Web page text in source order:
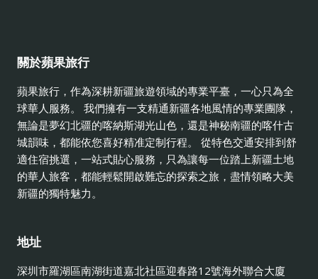
關於蘋果旅行
蘋果旅行，作為深耕新疆旅遊領域的專業平臺，一心只為全
球華人服務。 我們擁有一支精通新疆各地風情的專業團隊，
無論是夢幻北疆的喀納斯湖光山色，還是神秘南疆的喀什古
城韻味，都能依您喜好精准定制行程。 從特色交通安排到舒
適住宿挑選，一站式貼心服務，只為讓每一位踏上新疆土地
的華人旅客，都能輕鬆開啟難忘的探索之旅，盡情領略大美
新疆的獨特魅力。
地址
深圳市羅湖區南湖街道嘉北社區迎春路12號海外聯合大廈